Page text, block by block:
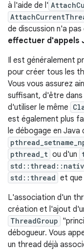
à l'aide de l'
de discussion n'a pas
effectuer d'appels
Il est généralement
pour créer tous les
Vous vous assurez
suffisant, d'être dans
d'utiliser le même
est également plus
le débogage en
pthread_t ou d'un
std::thread et que
L'association d'un
création et l'ajout
ThreadGroup
débogueur. Vous
un thread déjà